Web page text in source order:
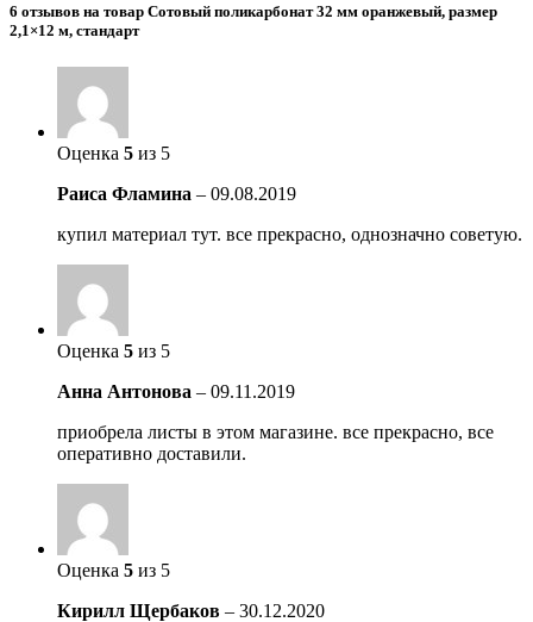
6 отзывов на товар Сотовый поликарбонат 32 мм оранжевый, размер
2,1×12 м, стандарт
Оценка 5 из 5
Раиса Фламина – 09.08.2019
купил материал тут. все прекрасно, однозначно советую.
Оценка 5 из 5
Анна Антонова – 09.11.2019
приобрела листы в этом магазине. все прекрасно, все
оперативно доставили.
Оценка 5 из 5
Кирилл Щербаков – 30.12.2020